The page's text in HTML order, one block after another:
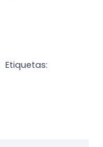
Etiquetas: